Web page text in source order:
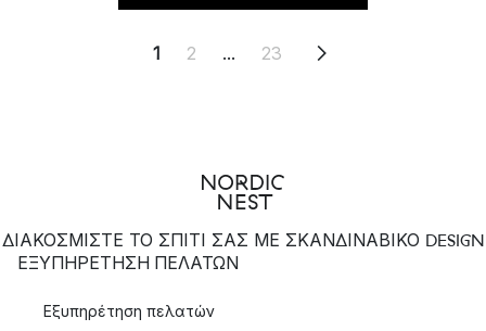
1 2 ... 23
ΔΙΑΚΟΣΜΙΣΤΕ ΤΟ ΣΠΙΤΙ ΣΑΣ ΜΕ ΣΚΑΝΔΙΝΑΒΙΚΟ DESIGN
ΕΞΥΠΗΡΈΤΗΣΗ ΠΕΛΑΤΏΝ
Εξυπηρέτηση πελατών